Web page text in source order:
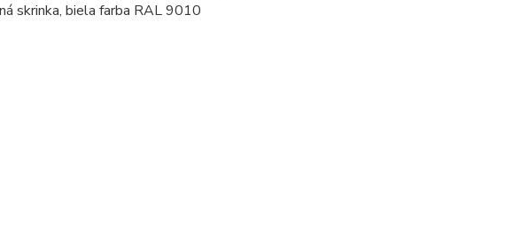
skrinka, biela farba RAL 9010